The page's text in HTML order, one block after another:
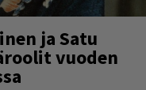
ja Satu
vuoden